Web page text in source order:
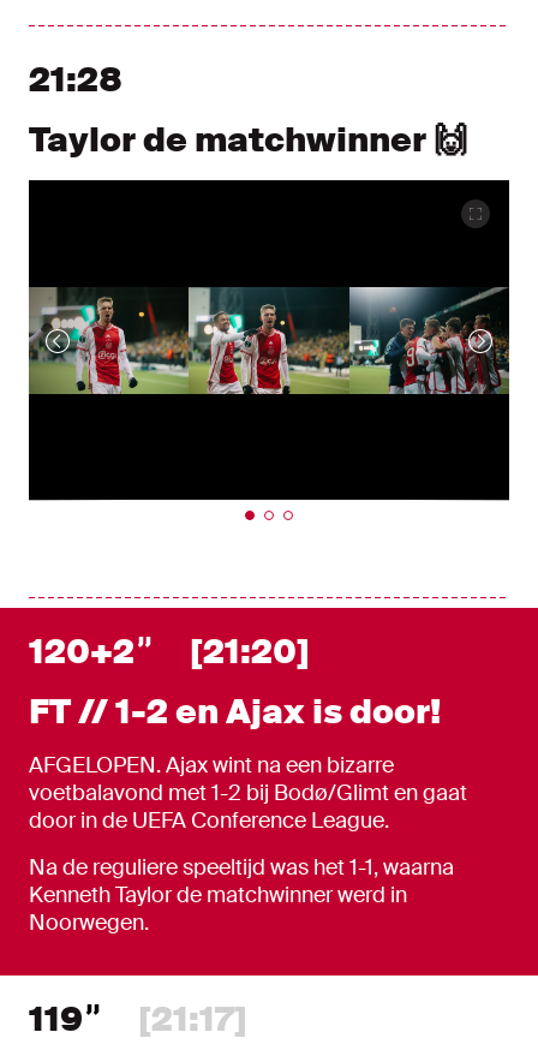
21:28
Taylor de matchwinner 🙌
120+2
[21:20]
FT // 1-2 en Ajax is door!
AFGELOPEN. Ajax wint na een bizarre
voetbalavond met 1-2 bij Bodø/Glimt en gaat
door in de UEFA Conference League.
Na de reguliere speeltijd was het 1-1, waarna
Kenneth Taylor de matchwinner werd in
Noorwegen.
119
[21:17]